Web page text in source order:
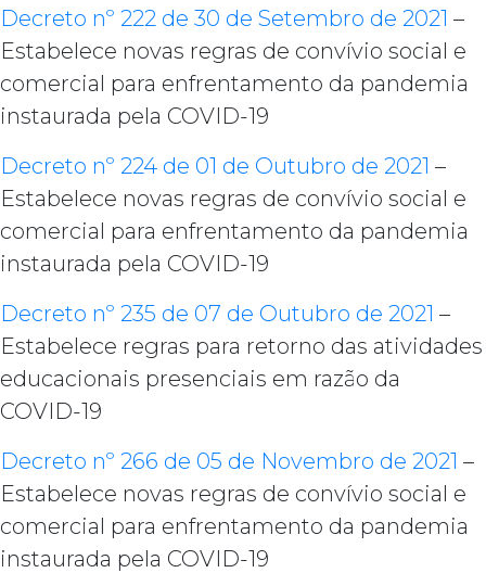
Decreto nº 222 de 30 de Setembro de 2021 –
Estabelece novas regras de convívio social e
comercial para enfrentamento da pandemia
instaurada pela COVID-19
Decreto nº 224 de 01 de Outubro de 2021 –
Estabelece novas regras de convívio social e
comercial para enfrentamento da pandemia
instaurada pela COVID-19
Decreto nº 235 de 07 de Outubro de 2021 –
Estabelece regras para retorno das atividades
educacionais presenciais em razão da
COVID-19
Decreto nº 266 de 05 de Novembro de 2021 –
Estabelece novas regras de convívio social e
comercial para enfrentamento da pandemia
instaurada pela COVID-19